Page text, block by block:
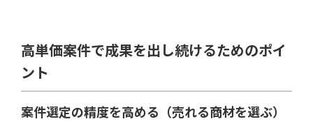
高単価案件で成果を出し続けるためのポイ
ント
案件選定の精度を高める（売れる商材を選ぶ）